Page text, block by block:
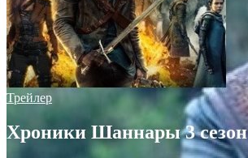
Трейлер
Хроники Шаннары 3 сезон